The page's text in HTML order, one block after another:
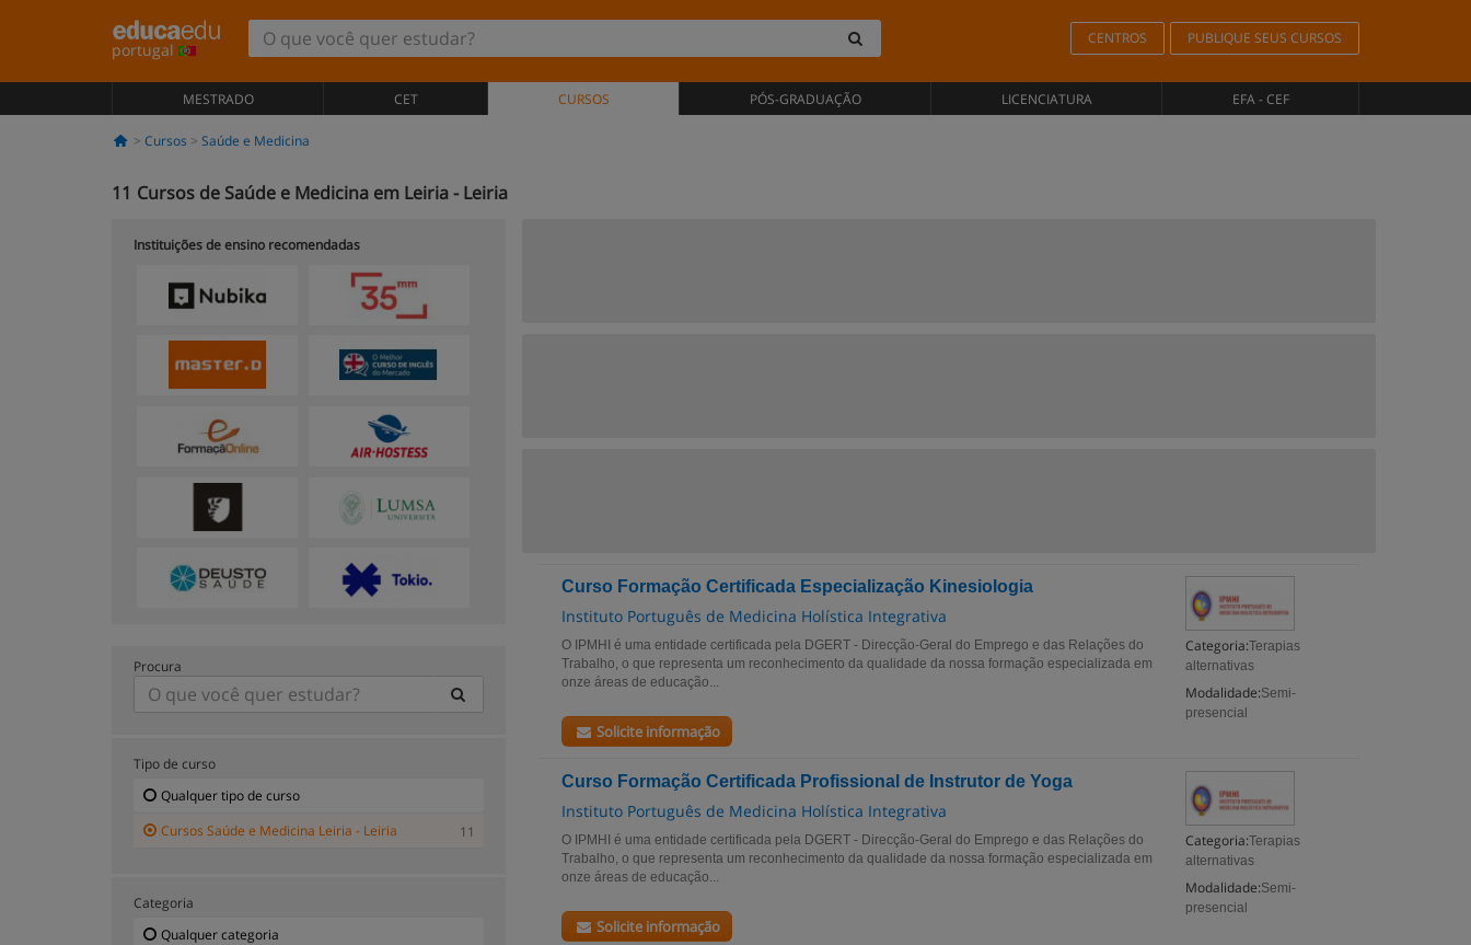
portugal
CENTROS PUBLIQUE SEUS CURSOS
MESTRADO CET CURSOS PÓS-GRADUAÇÃO LICENCIATURA EFA - CEF
Cursos Saúde e Medicina
11 Cursos de Saúde e Medicina em Leiria - Leiria
Curso Formação Certificada Especialização Kinesiologia
Instituto Português de Medicina Holística Integrativa
Categoria:Terapias
alternativas
Modalidade:Semi-
presencial
O IPMHI é uma entidade certificada pela DGERT - Direcção-Geral do Emprego e das Relações do
Trabalho, o que representa um reconhecimento da qualidade da nossa formação especializada em
onze áreas de educação...
Solicite informação
Curso Formação Certificada Profissional de Instrutor de Yoga
Instituto Português de Medicina Holística Integrativa
Categoria:Terapias
alternativas
Modalidade:Semi-
presencial
O IPMHI é uma entidade certificada pela DGERT - Direcção-Geral do Emprego e das Relações do
Trabalho, o que representa um reconhecimento da qualidade da nossa formação especializada em
onze áreas de educação...
Solicite informação
Instituições de ensino recomendadas
Procura
Tipo de curso
Qualquer tipo de curso
Cursos Saúde e Medicina Leiria - Leiria
11
Categoria
Qualquer categoria